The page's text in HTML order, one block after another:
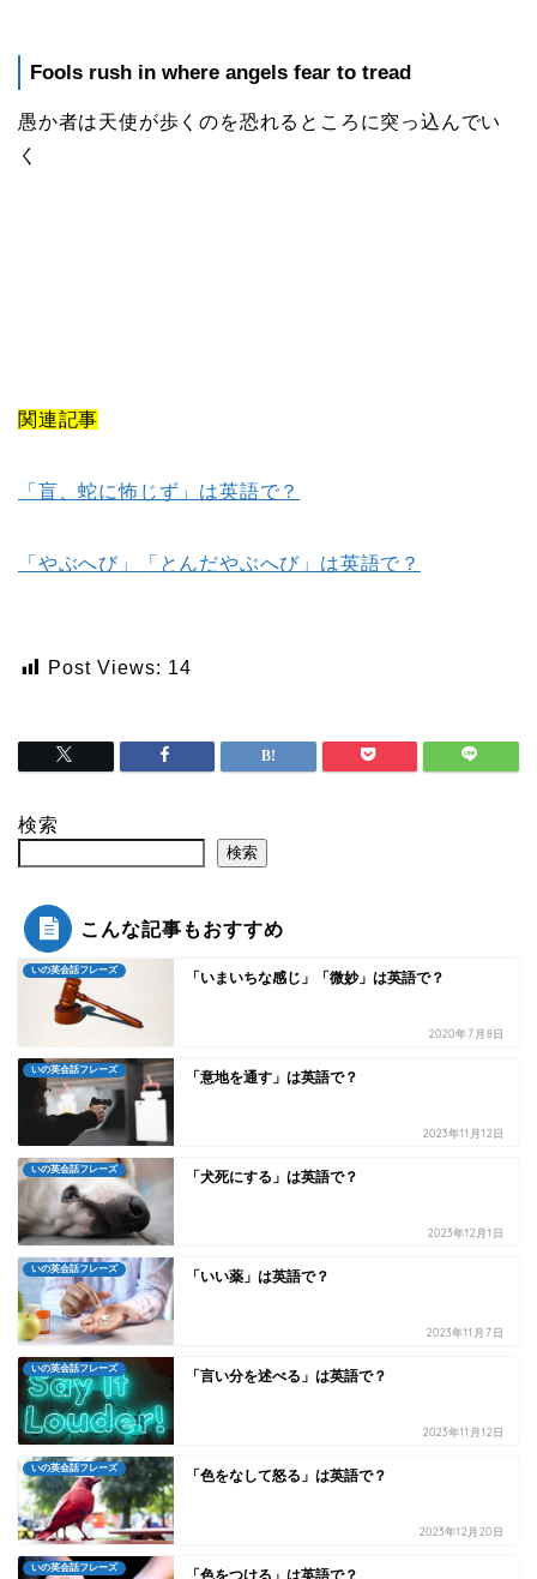
Fools rush in where angels fear to tread
愚か者は天使が歩くのを恐れるところに突っ込んでい
く
関連記事
「盲、蛇に怖じず」は英語で？
「やぶへび」「とんだやぶへび」は英語で？
Post Views: 14
検索
検索
こんな記事もおすすめ
いの英会話フレーズ 「いまいちな感じ」「微妙」は英語で？
2020年7月8日
いの英会話フレーズ 「意地を通す」は英語で？
2023年11月12日
いの英会話フレーズ 「犬死にする」は英語で？
2023年12月1日
いの英会話フレーズ 「いい薬」は英語で？
2023年11月7日
いの英会話フレーズ 「言い分を述べる」は英語で？
2023年11月12日
いの英会話フレーズ 「色をなして怒る」は英語で？
2023年12月20日
いの英会話フレーズ